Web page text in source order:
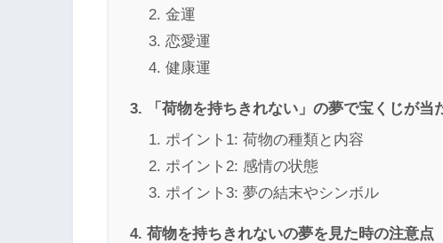
金運
恋愛運
健康運
「荷物を持ちきれない」の夢で宝くじが
ポイント1: 荷物の種類と内容
ポイント2: 感情の状態
ポイント3: 夢の結末やシンボル
荷物を持ちきれないの夢を見た時の注意点